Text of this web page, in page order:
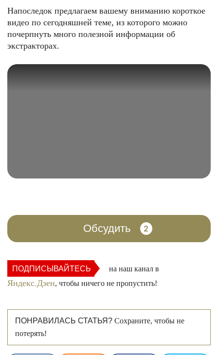
Напоследок предлагаем вашему вниманию короткое
видео по сегодняшней теме, из которого можно
почерпнуть много полезной информации об
экстракторах.
Обсудить 2
ПОДПИСЫВАЙТЕСЬ на наш канал в
Яндекс.Дзен, чтобы ничего не пропустить!
ПОНРАВИЛАСЬ СТАТЬЯ? Сохраните, чтобы не
потерять!